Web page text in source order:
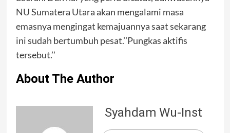
NU Sumatera Utara akan mengalami masa
emasnya mengingat kemajuannya saat sekarang
ini sudah bertumbuh pesat.’’Pungkas aktifis
tersebut.’’
About The Author
Syahdam Wu-Inst